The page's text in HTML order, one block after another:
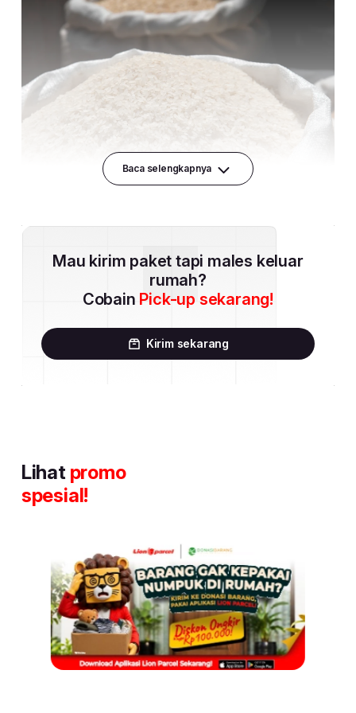
Baca selengkapnya
Mau kirim paket tapi males keluar
rumah?
Cobain Pick-up sekarang!
Kirim sekarang
Lihat promo
spesial!